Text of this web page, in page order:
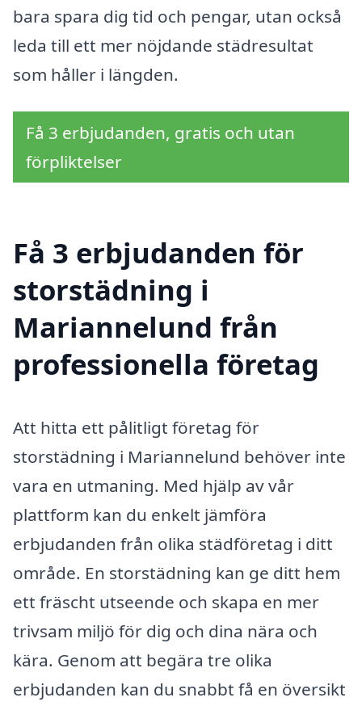
bara spara dig tid och pengar, utan också
leda till ett mer nöjdande städresultat
som håller i längden.
Få 3 erbjudanden, gratis och utan
förpliktelser
Få 3 erbjudanden för
storstädning i
Mariannelund från
professionella företag
Att hitta ett pålitligt företag för
storstädning i Mariannelund behöver inte
vara en utmaning. Med hjälp av vår
plattform kan du enkelt jämföra
erbjudanden från olika städföretag i ditt
område. En storstädning kan ge ditt hem
ett fräscht utseende och skapa en mer
trivsam miljö för dig och dina nära och
kära. Genom att begära tre olika
erbjudanden kan du snabbt få en översikt